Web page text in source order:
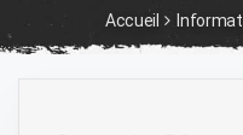
Accueil